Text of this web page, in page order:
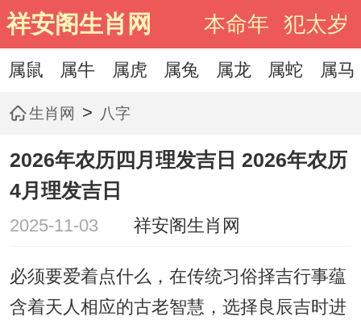
祥安阁生肖网 本命年 犯太岁
属鼠 属牛 属虎 属兔 属龙 属蛇 属马
生肖网 > 八字
2026年农历四月理发吉日 2026年农历
4月理发吉日
2025-11-03 祥安阁生肖网
必须要爱着点什么，在传统习俗择吉行事蕴
含着天人相应的古老智慧，选择良辰吉时进